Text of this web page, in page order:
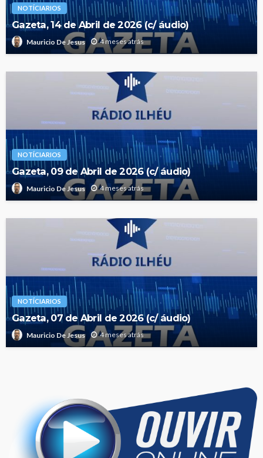
NOTÍCIARIOS
Gazeta, 14 de Abril de 2026 (c/ áudio)
Mauricio De Jesus 4 meses atrás
NOTÍCIARIOS
Gazeta, 09 de Abril de 2026 (c/ áudio)
Mauricio De Jesus 4 meses atrás
NOTÍCIARIOS
Gazeta, 07 de Abril de 2026 (c/ áudio)
Mauricio De Jesus 4 meses atrás